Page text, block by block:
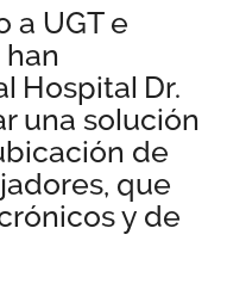
a UGT e
Hospital Dr.
una solución
de
que
y de